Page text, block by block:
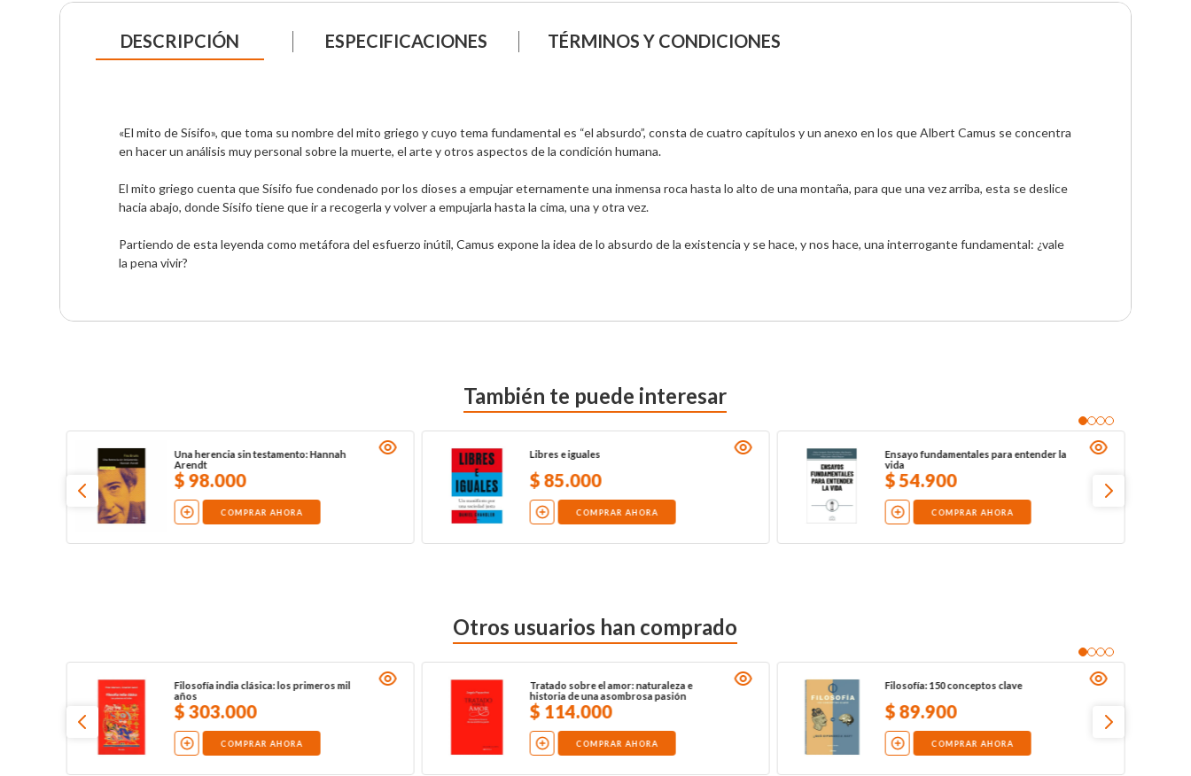
DESCRIPCIÓN ESPECIFICACIONES TÉRMINOS Y CONDICIONES
«El mito de Sísifo», que toma su nombre del mito griego y cuyo tema fundamental es “el absurdo”, consta de cuatro capítulos y un anexo en los que Albert Camus se concentra
en hacer un análisis muy personal sobre la muerte, el arte y otros aspectos de la condición humana.
El mito griego cuenta que Sísifo fue condenado por los dioses a empujar eternamente una inmensa roca hasta lo alto de una montaña, para que una vez arriba, esta se deslice
hacia abajo, donde Sísifo tiene que ir a recogerla y volver a empujarla hasta la cima, una y otra vez.
Partiendo de esta leyenda como metáfora del esfuerzo inútil, Camus expone la idea de lo absurdo de la existencia y se hace, y nos hace, una interrogante fundamental: ¿vale
la pena vivir?
También te puede interesar
Una herencia sin testamento: Hannah
Arendt
$98.000
COMPRAR AHORA
Libres e iguales
$85.000
COMPRAR AHORA
Ensayo fundamentales para entender la
vida
$54.900
COMPRAR AHORA
Otros usuarios han comprado
Filosofía india clásica: los primeros mil
años
$303.000
COMPRAR AHORA
Tratado sobre el amor: naturaleza e
historia de una asombrosa pasión
$ 114.000
COMPRAR AHORA
Filosofía: 150 conceptos clave
$89.900
COMPRAR AHORA